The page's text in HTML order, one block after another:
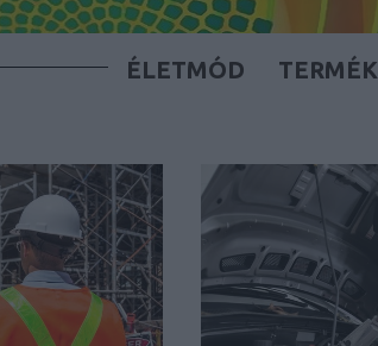
ÉLETMÓD TERMÉK